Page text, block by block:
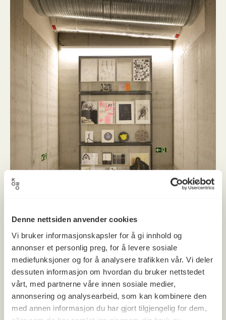
Denne nettsiden anvender cookies
Vi bruker informasjonskapsler for å gi innhold og
annonser et personlig preg, for å levere sosiale
mediefunksjoner og for å analysere trafikken vår. Vi deler
dessuten informasjon om hvordan du bruker nettstedet
vårt, med partnerne våre innen sosiale medier,
annonsering og analysearbeid, som kan kombinere den
med annen informasjon du har gjort tilgjengelig for dem,
UiB Universitetet i Bergen, Fakultet
for kunst, musikk og design